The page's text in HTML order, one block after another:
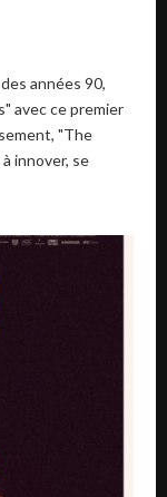
années 90,
avec ce premier
"The
innover, se